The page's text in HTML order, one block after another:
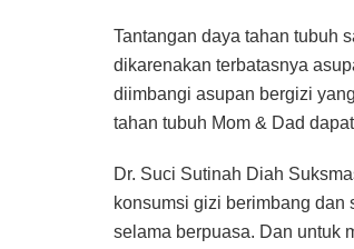
Tantangan daya tahan tubuh
dikarenakan terbatasnya
diimbangi asupan bergizi
tahan tubuh Mom & Dad
Dr. Suci Sutinah Diah
konsumsi gizi berimbang dan
selama berpuasa. Dan untuk